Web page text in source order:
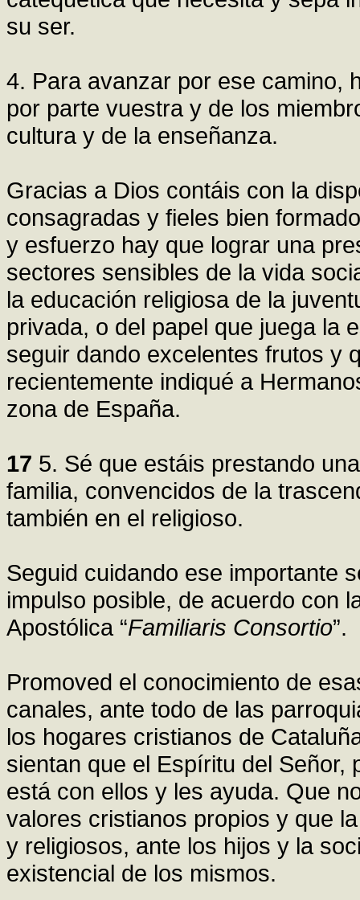
su ser.
4. Para avanzar por ese camino,
por parte vuestra y de los
cultura y de la enseñanza.
Gracias a Dios contáis con la
consagradas y fieles bien
y esfuerzo hay que lograr una
sectores sensibles de la vida
la educación religiosa de la
privada, o del papel que juega la
seguir dando excelentes frutos y
recientemente indiqué a
zona de España.
17 5. Sé que estáis prestando
familia, convencidos de la
también en el religioso.
Seguid cuidando ese importante
impulso posible, de acuerdo con
Apostólica “Familiaris Consortio”.
Promoved el conocimiento de
canales, ante todo de las
los hogares cristianos de
sientan que el Espíritu del Señor,
está con ellos y les ayuda. Que
valores cristianos propios y que
y religiosos, ante los hijos y la
existencial de los mismos.